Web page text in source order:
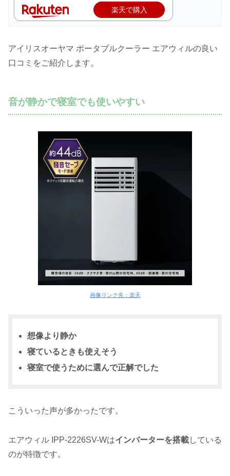
楽天で購入
アイリスオーヤマ ポータブルクーラー エアウィルの良い
口コミをご紹介します。
音が静かで寝室でも使いやすい
画像リンク先：楽天
想像より静か
寝ているときも使えそう
寝室で使うために選んで正解でした
こういった声が多かったです。
エアウィル IPP-2226SV-Wはインバーターを搭載している
のが特徴です。